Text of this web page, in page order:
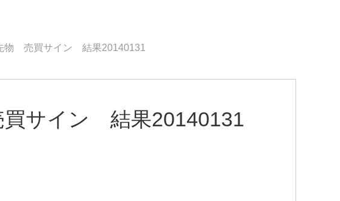
物 売買サイン 結果20140131
サイン 結果20140131